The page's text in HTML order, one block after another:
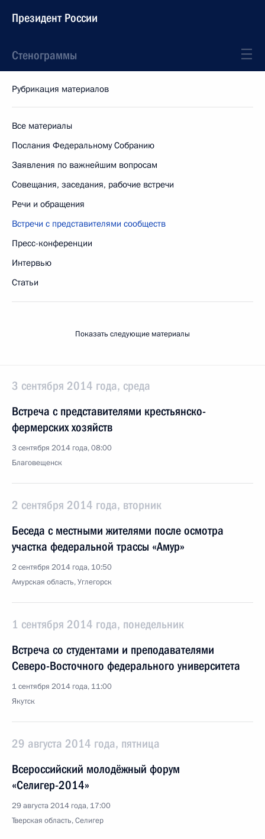
Президент России
Стенограммы
Рубрикация материалов
Все материалы
Послания Федеральному Собранию
Заявления по важнейшим вопросам
Совещания, заседания, рабочие встречи
Речи и обращения
Встречи с представителями сообществ
Пресс-конференции
Интервью
Статьи
Показать следующие материалы
3 сентября 2014 года, среда
Встреча с представителями крестьянско-
фермерских хозяйств
3 сентября 2014 года, 08:00
Благовещенск
2 сентября 2014 года, вторник
Беседа с местными жителями после осмотра
участка федеральной трассы «Амур»
2 сентября 2014 года, 10:50
Амурская область, Углегорск
1 сентября 2014 года, понедельник
Встреча со студентами и преподавателями
Северо-Восточного федерального университета
1 сентября 2014 года, 11:00
Якутск
29 августа 2014 года, пятница
Всероссийский молодёжный форум
«Селигер-2014»
29 августа 2014 года, 17:00
Тверская область, Селигер